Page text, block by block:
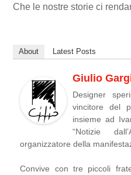
Che le nostre storie ci
About Latest Posts
Giulio
Designer
vincitore del
insieme ad
“Notizie
organizzatore della
Convive con tre piccoli